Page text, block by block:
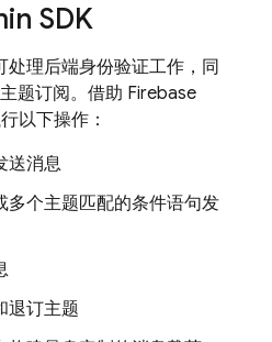
SDK
处理后端身份验证工作，同
题订阅。借助 Firebase
以下操作：
送消息
多个主题匹配的条件语句发
退订主题